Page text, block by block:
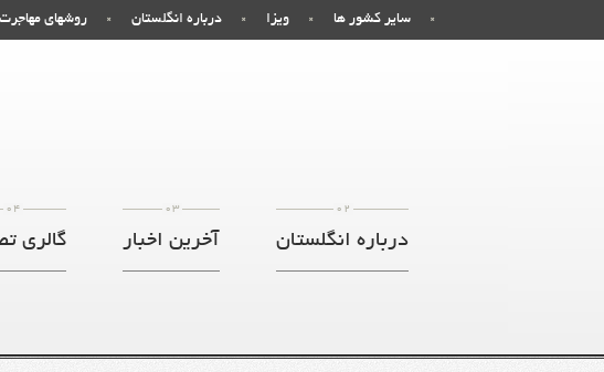
روشهای درباره انگلستان ویزا سایر کشور ها
04
گالری
03
آخرین اخبار
02
درباره انگلستان